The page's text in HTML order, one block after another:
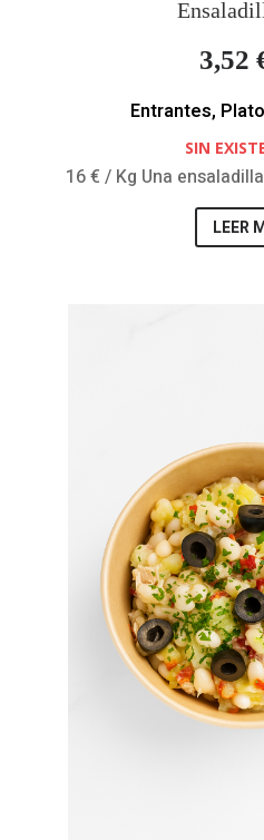
3,52
Entrantes,
SIN
16 € / Kg Una
LEER